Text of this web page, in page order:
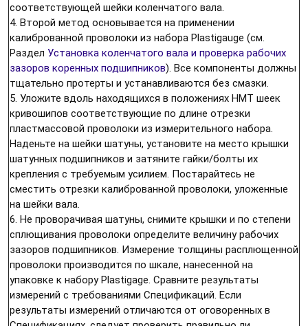
соответствующей шейки коленчатого вала.
4. Второй метод основывается на применении
калиброванной проволоки из набора Plastigauge (см.
Раздел Установка коленчатого вала и проверка рабочих
зазоров коренных подшипников). Все компоненты должны
тщательно протерты и устанавливаются без смазки.
5. Уложите вдоль находящихся в положениях НМТ шеек
кривошипов соответствующие по длине отрезки
пластмассовой проволоки из измерительного набора.
Наденьте на шейки шатуны, установите на место крышки
шатунных подшипников и затяните гайки/болты их
крепления с требуемым усилием. Постарайтесь не
сместить отрезки калиброванной проволоки, уложенные
на шейки вала.
6. Не проворачивая шатуны, снимите крышки и по степени
сплющивания проволоки определите величину рабочих
зазоров подшипников. Измерение толщины расплющенной
проволоки производится по шкале, нанесенной на
упаковке к набору Plastigage. Сравните результаты
измерений с требованиями Спецификаций. Если
результаты измерений отличаются от оговоренных в